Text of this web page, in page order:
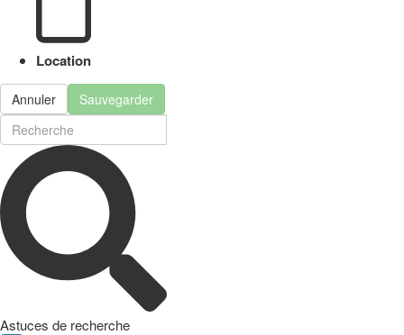
Location
Annuler Sauvegarder
Astuces de recherche